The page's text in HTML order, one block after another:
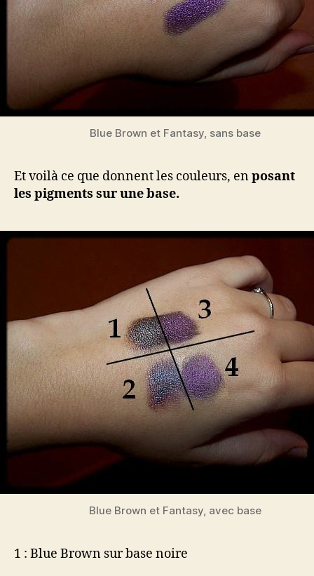
Blue Brown et Fantasy, sans base
Et voilà ce que donnent les couleurs, enposant
les pigments sur une base.
Blue Brown et Fantasy, avec base
1 : Blue Brown sur base noire